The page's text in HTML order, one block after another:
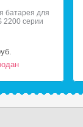
батарея для
2200 серии